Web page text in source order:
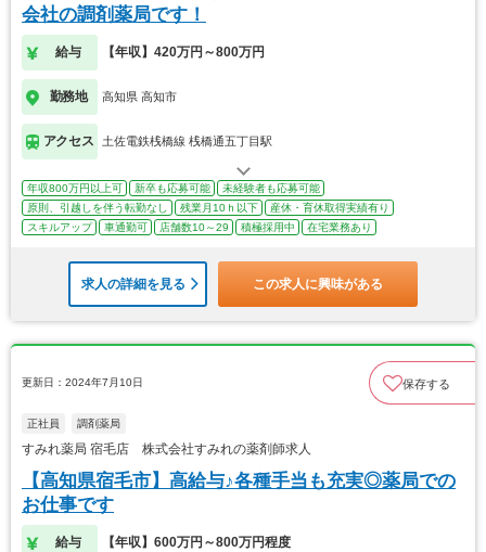
会社の調剤薬局です！
給与 【年収】420万円～800万円
勤務地 高知県 高知市
アクセス 土佐電鉄桟橋線 桟橋通五丁目駅
年収800万円以上可 新卒も応募可能
未経験者も応募可能
原則、引越しを伴う転勤なし
残業月10ｈ以下
産休・育休取得実績有り
スキルアップ
車通勤可 店舗数10～29 積極採用中 在宅業務あり
求人の詳細を見る この求人に興味がある
更新日：2024年7月10日 保存する
正社員 調剤薬局
すみれ薬局 宿毛店 株式会社すみれの薬剤師求人
【高知県宿毛市】高給与♪各種手当も充実◎薬局での
お仕事です
給与 【年収】600万円～800万円程度